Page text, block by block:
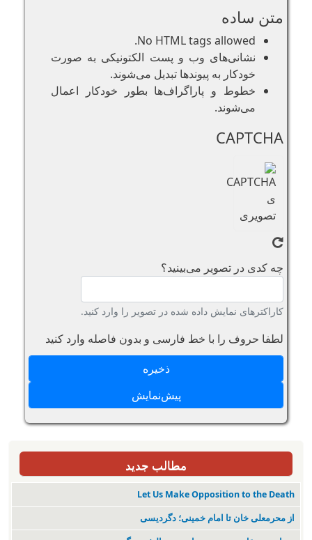
متن ساده
No HTML tags allowed.
نشانی‌های وب و پست الکتونیکی به صورت
خودکار به پیوند‌ها تبدیل می‌شوند.
خطوط و پاراگراف‌ها بطور خودکار اعمال
می‌شوند.
CAPTCHA
چه کدی در تصویر می‌بینید؟
کاراکترهای نمایش داده شده در تصویر را وارد کنید.
لطفا حروف را با خط فارسی و بدون فاصله وارد کنید
مطالب جدید
Let Us Make Opposition to the Death
از محرمعلی خان تا امام خمینی؛ دگردیسی